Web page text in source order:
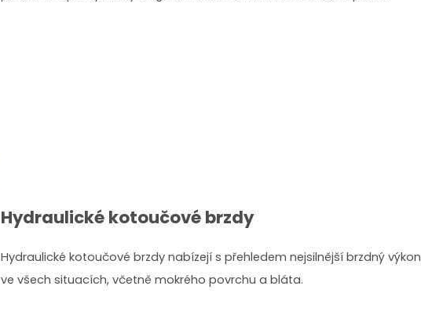
Hydraulické kotoučové brzdy
Hydraulické kotoučové brzdy nabízejí s přehledem nejsilnější brzdný výkon
ve všech situacích, včetně mokrého povrchu a bláta.